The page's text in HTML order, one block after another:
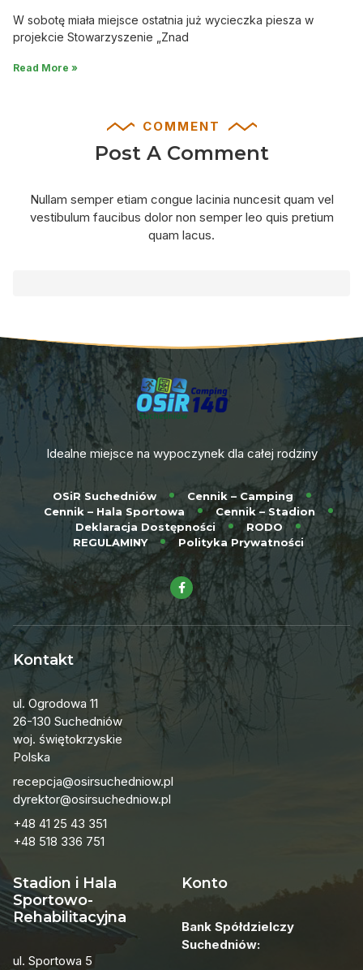
W sobotę miała miejsce ostatnia już wycieczka piesza w
projekcie Stowarzyszenie „Znad
Read More »
COMMENT
Post A Comment
Nullam semper etiam congue lacinia nuncesit quam vel
vestibulum faucibus dolor non semper leo quis pretium
quam lacus.
Idealne miejsce na wypoczynek dla całej rodziny
OSiR Suchedniów
Cennik – Camping
Cennik – Hala Sportowa
Cennik – Stadion
Deklaracja Dostępności
RODO
REGULAMINY
Polityka Prywatności
Kontakt
ul. Ogrodowa 11
26-130 Suchedniów
woj. świętokrzyskie
Polska
recepcja@osirsuchedniow.pl
dyrektor@osirsuchedniow.pl
+48 41 25 43 351
+48 518 336 751
Stadion i Hala
Sportowo-
Rehabilitacyjna
ul. Sportowa 5
Konto
Bank Spółdzielczy
Suchedniów: